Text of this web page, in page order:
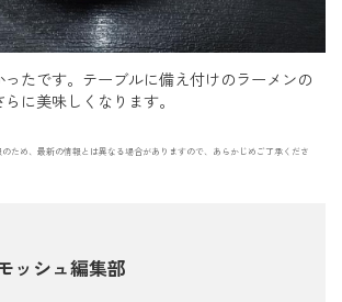
ったです。テーブルに備え付けのラーメンの
に美味しくなります。
ため、最新の情報とは異なる場合がありますので、あらかじめご了承くださ
ッシュ編集部